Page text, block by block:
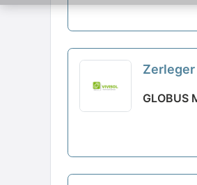
GLOBUS